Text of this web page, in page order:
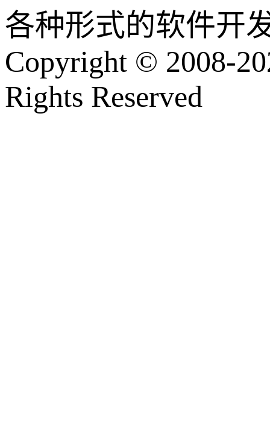
各种形式的软件开
Copyright © 2008-
Rights Reserved